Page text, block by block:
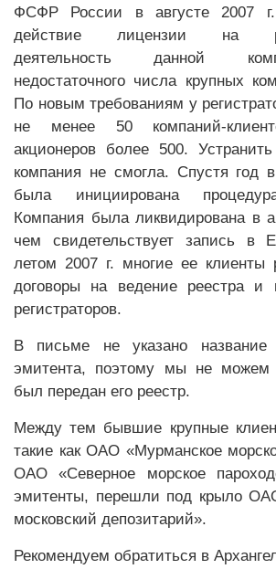
ФСФР России в августе 2007 г.
действие лицензии на
деятельность данной
недостаточного числа крупных
По новым требованиям у
не менее 50 компаний-
акционеров более 500.
компания не смогла. Спустя год
была инициирована
Компания была ликвидирована в
чем свидетельствует запись
летом 2007 г. многие ее клиенты
договоры на ведение реестра и
регистраторов.
В письме не указано название
эмитента, поэтому мы не можем
был передан его реестр.
Между тем бывшие крупные
такие как ОАО «Мурманское
ОАО «Северное морское
эмитенты, перешли под крыло
московский депозитарий».
Рекомендуем обратиться в